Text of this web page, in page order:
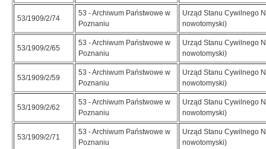
53/1909/2/74
53 - Archiwum Państwowe w
Poznaniu
Urząd Stanu Cywilnego
nowotomyski)
53/1909/2/65
53 - Archiwum Państwowe w
Poznaniu
Urząd Stanu Cywilnego
nowotomyski)
53/1909/2/59
53 - Archiwum Państwowe w
Poznaniu
Urząd Stanu Cywilnego
nowotomyski)
53/1909/2/62
53 - Archiwum Państwowe w
Poznaniu
Urząd Stanu Cywilnego
nowotomyski)
53/1909/2/71
53 - Archiwum Państwowe w
Poznaniu
Urząd Stanu Cywilnego
nowotomyski)